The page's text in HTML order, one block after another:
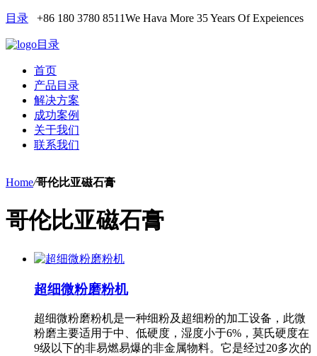
目录 +86 180 3780 8511We Hava More 35 Years Of Expeiences
目录
首页
产品目录
解决方案
成功案例
关于我们
联系我们
Home/哥伦比亚磁石膏
哥伦比亚磁石膏
超细微粉磨粉机
超细微粉磨粉机是一种细粉及超细粉的加工设备，此微
粉磨主要适用于中、低硬度，湿度小于6%，莫氏硬度在
9级以下的非易燃易爆的非金属物料。它是经过20多次的